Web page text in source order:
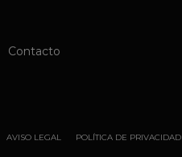
Contacto
AVISO LEGAL POLÍTICA DE PRIVACIDAD